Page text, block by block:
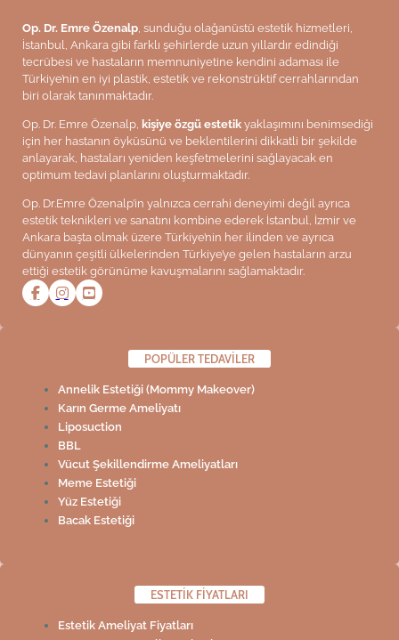
Op. Dr. Emre Özenalp, sunduğu olağanüstü estetik hizmetleri,
İstanbul, Ankara gibi farklı şehirlerde uzun yıllardır edindiği
tecrübesi ve hastaların memnuniyetine kendini adaması ile
Türkiye’nin en iyi plastik, estetik ve rekonstrüktif cerrahlarından
biri olarak tanınmaktadır.
Op. Dr. Emre Özenalp, kişiye özgü estetikyaklaşımını benimsediği
için her hastanın öyküsünü ve beklentilerini dikkatli bir şekilde
anlayarak, hastaları yeniden keşfetmelerini sağlayacak en
optimum tedavi planlarını oluşturmaktadır.
Op. Dr.Emre Özenalp’in yalnızca cerrahi deneyimi değil ayrıca
estetik teknikleri ve sanatını kombine ederek İstanbul, İzmir ve
Ankara başta olmak üzere Türkiye’nin her ilinden ve ayrıca
dünyanın çeşitli ülkelerinden Türkiye’ye gelen hastaların arzu
ettiği estetik görünüme kavuşmalarını sağlamaktadır.
POPÜLER TEDAVİLER
Annelik Estetiği (Mommy Makeover)
Karın Germe Ameliyatı
Liposuction
BBL
Vücut Şekillendirme Ameliyatları
Meme Estetiği
Yüz Estetiği
Bacak Estetiği
ESTETIK FIYATLARI
Estetik Ameliyat Fiyatları